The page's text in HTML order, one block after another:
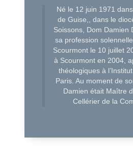
Né le 12 juin 1971
de Guise,, dans le
Soissons, Dom Damien
sa profession
Scourmont le 10 juillet
à Scourmont en 2004,
théologiques à
Paris. Au moment de
Damien était Maître
Cellérier de la